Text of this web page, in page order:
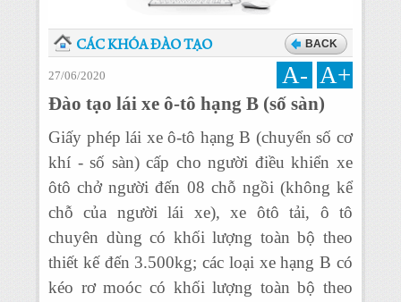
CÁC KHÓA ĐÀO TẠO BACK
27/06/2020 A- A+
Đào tạo lái xe ô-tô hạng B (số sàn)
Giấy phép lái xe ô-tô hạng B (chuyển số cơ
khí - số sàn) cấp cho người điều khiển xe
ôtô chở người đến 08 chỗ ngồi (không kể
chỗ của người lái xe), xe ôtô tải, ô tô
chuyên dùng có khối lượng toàn bộ theo
thiết kế đến 3.500kg; các loại xe hạng B có
kéo rơ moóc có khối lượng toàn bộ theo